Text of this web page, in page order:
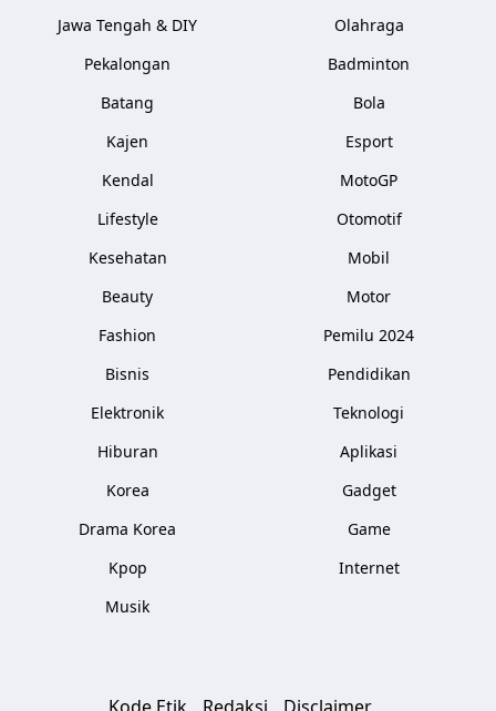
Jawa Tengah & DIY
Pekalongan
Batang
Kajen
Kendal
Lifestyle
Kesehatan
Beauty
Fashion
Bisnis
Elektronik
Hiburan
Korea
Drama Korea
Kpop
Musik
Olahraga
Badminton
Bola
Esport
MotoGP
Otomotif
Mobil
Motor
Pemilu 2024
Pendidikan
Teknologi
Aplikasi
Gadget
Game
Internet